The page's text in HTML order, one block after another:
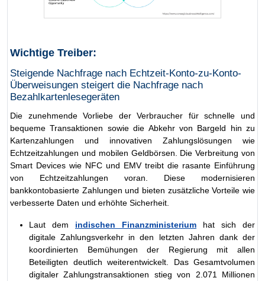
Wichtige Treiber:
Steigende Nachfrage nach Echtzeit-Konto-zu-Konto-
Überweisungen steigert die Nachfrage nach
Bezahlkartenlesegeräten
Die zunehmende Vorliebe der Verbraucher für schnelle und
bequeme Transaktionen sowie die Abkehr von Bargeld hin zu
Kartenzahlungen und innovativen Zahlungslösungen wie
Echtzeitzahlungen und mobilen Geldbörsen. Die Verbreitung von
Smart Devices wie NFC und EMV treibt die rasante Einführung
von Echtzeitzahlungen voran. Diese modernisieren
bankkontobasierte Zahlungen und bieten zusätzliche Vorteile wie
verbesserte Daten und erhöhte Sicherheit.
Laut dem indischen Finanzministerium hat sich der
digitale Zahlungsverkehr in den letzten Jahren dank der
koordinierten Bemühungen der Regierung mit allen
Beteiligten deutlich weiterentwickelt. Das Gesamtvolumen
digitaler Zahlungstransaktionen stieg von 2.071 Millionen